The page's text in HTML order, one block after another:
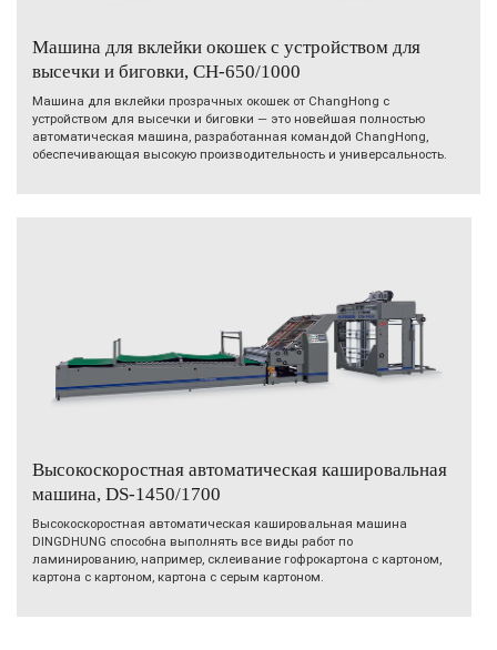
Машина для вклейки окошек с устройством для
высечки и биговки, CH-650/1000
Машина для вклейки прозрачных окошек от ChangHong с
устройством для высечки и биговки — это новейшая полностью
автоматическая машина, разработанная командой ChangHong,
обеспечивающая высокую производительность и универсальность.
Высокоскоростная автоматическая кашировальная
машина, DS-1450/1700
Высокоскоростная автоматическая кашировальная машина
DINGDHUNG способна выполнять все виды работ по
ламинированию, например, склеивание гофрокартона с картоном,
картона с картоном, картона с серым картоном.